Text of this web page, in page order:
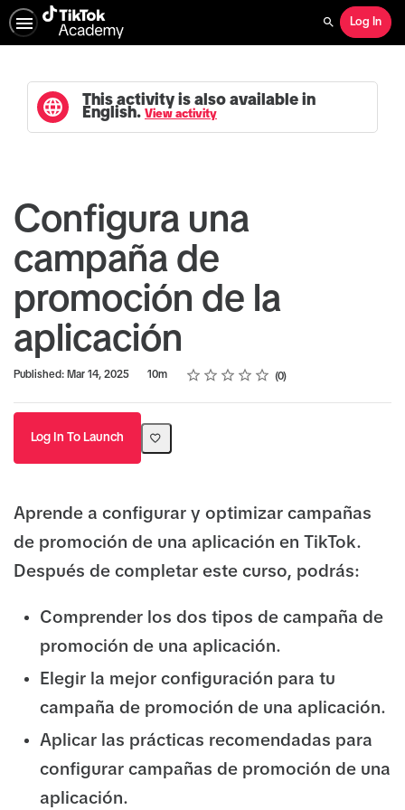
Search
Log In
This activity is also available in
English. View activity
Configura una
campaña de
promoción de la
aplicación
Published: Mar 14, 2025
Duration 10m Rating
1 star
2 stars
3 stars
4 stars
5 stars
Average rating: 0 0
No reviews
Log In To Launch
Aprende a configurar y optimizar campañas
de promoción de una aplicación en TikTok.
Después de completar este curso, podrás:
Comprender los dos tipos de campaña de
promoción de una aplicación.
Elegir la mejor configuración para tu
campaña de promoción de una aplicación.
Aplicar las prácticas recomendadas para
configurar campañas de promoción de una
aplicación.